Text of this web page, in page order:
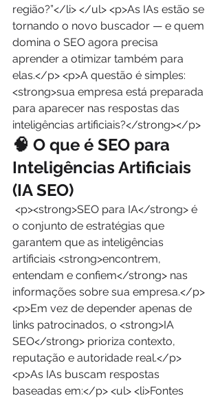
região?”</li> </ul> <p>As IAs estão se
tornando o novo buscador — e quem
domina o SEO agora precisa
aprender a otimizar também para
elas.</p> <p>A questão é simples:
<strong>sua empresa está preparada
para aparecer nas respostas das
inteligências artificiais?</strong></p>
🧠 O que é SEO para
Inteligências Artificiais
(IA SEO)
o conjunto de estratégias que
garantem que as inteligências
artificiais <strong>encontrem,
entendam e confiem</strong> nas
informações sobre sua empresa.</p>
<p>Em vez de depender apenas de
links patrocinados, o <strong>IA
SEO</strong> prioriza contexto,
reputação e autoridade real.</p>
<p>As IAs buscam respostas
baseadas em:</p> <ul> <li>Fontes